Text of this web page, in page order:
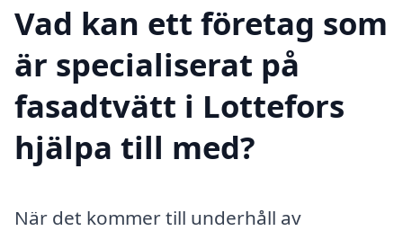
Vad kan ett företag som
är specialiserat på
fasadtvätt i Lottefors
hjälpa till med?
När det kommer till underhåll av